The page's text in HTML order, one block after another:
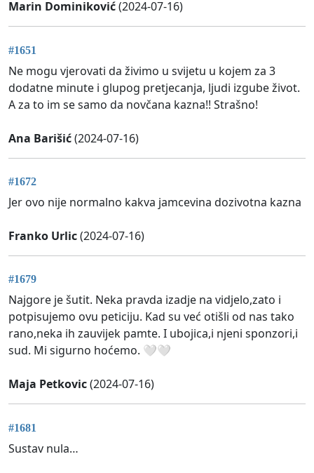
Marin Dominiković(2024-07-16)
#1651
Ne mogu vjerovati da živimo u svijetu u kojem za 3
dodatne minute i glupog pretjecanja, ljudi izgube život.
A za to im se samo da novčana kazna!! Strašno!
Ana Barišić(2024-07-16)
#1672
Jer ovo nije normalno kakva jamcevina dozivotna kazna
Franko Urlic(2024-07-16)
#1679
Najgore je šutit. Neka pravda izadje na vidjelo,zato i
potpisujemo ovu peticiju. Kad su već otišli od nas tako
rano,neka ih zauvijek pamte. I ubojica,i njeni sponzori,i
sud. Mi sigurno hoćemo. 🤍🤍
Maja Petkovic(2024-07-16)
#1681
Sustav nula…